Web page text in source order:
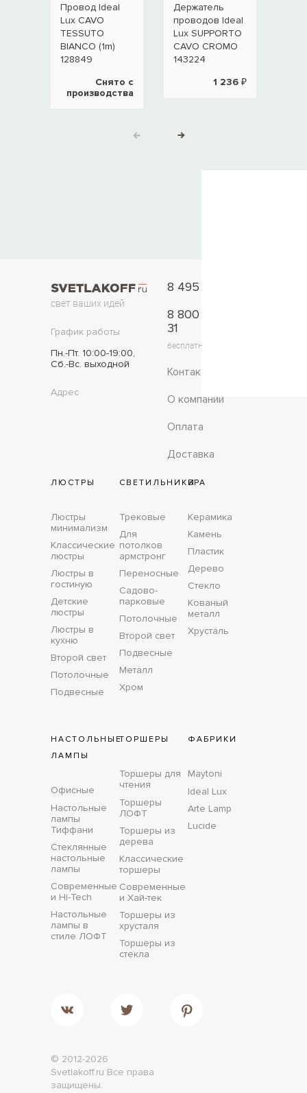
Провод Ideal
Lux CAVO
TESSUTO
BIANCO (1m)
128849
Снято с
производства
Держатель
проводов Ideal
Lux SUPPORTO
CAVO CROMO
143224
1 236 ₽
свет ваших идей
График работы
Пн.-Пт. 10:00-19:00,
Сб.-Вс. выходной
Адрес
8 495 777-11-33
8 800 775-42-
31
бесплатно по России
Контакты
О компании
Оплата
Доставка
ЛЮСТРЫ
Люстры
минимализм
Классические
люстры
Люстры в
гостиную
Детские
люстры
Люстры в
кухню
Второй свет
Потолочные
Подвесные
СВЕТИЛЬНИКИ
Трековые
Для
потолков
армстронг
Переносные
Садово-
парковые
Потолочные
Второй свет
Подвесные
Металл
Хром
БРА
Керамика
Камень
Пластик
Дерево
Стекло
Кованый
металл
Хрусталь
НАСТОЛЬНЫЕ
ЛАМПЫ
Офисные
Настольные
лампы
Тиффани
Стеклянные
настольные
лампы
Современные
и Hi-Tech
Настольные
лампы в
стиле ЛОФТ
ТОРШЕРЫ
Торшеры для
чтения
Торшеры
ЛОФТ
Торшеры из
дерева
Классические
торшеры
Современные
и Хай-тек
Торшеры из
хрусталя
Торшеры из
стекла
ФАБРИКИ
Maytoni
Ideal Lux
Arte Lamp
Lucide
© 2012-2026
Svetlakoff.ru Все права
защищены.